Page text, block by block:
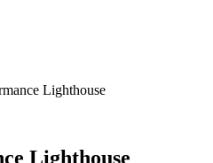
Lighthouse
Lighthouse